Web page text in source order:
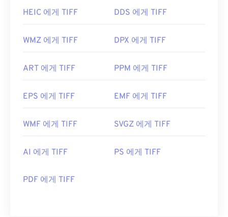
HEIC 에게 TIFF DDS 에게 TIFF
WMZ 에게 TIFF DPX 에게 TIFF
ART 에게 TIFF PPM 에게 TIFF
EPS 에게 TIFF EMF 에게 TIFF
WMF 에게 TIFF SVGZ 에게 TIFF
AI 에게 TIFF PS 에게 TIFF
PDF 에게 TIFF